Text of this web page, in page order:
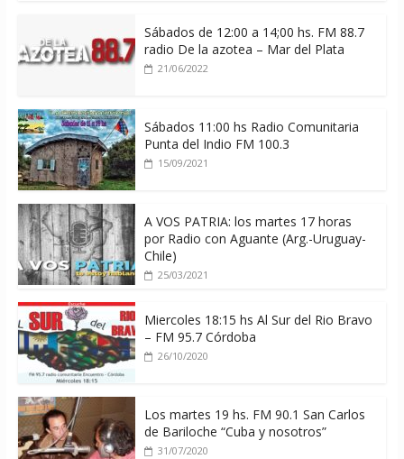
Sábados de 12:00 a 14;00 hs. FM 88.7
radio De la azotea – Mar del Plata
21/06/2022
Sábados 11:00 hs Radio Comunitaria
Punta del Indio FM 100.3
15/09/2021
A VOS PATRIA: los martes 17 horas
por Radio con Aguante (Arg.-Uruguay-
Chile)
25/03/2021
Miercoles 18:15 hs Al Sur del Rio Bravo
– FM 95.7 Córdoba
26/10/2020
Los martes 19 hs. FM 90.1 San Carlos
de Bariloche “Cuba y nosotros”
31/07/2020